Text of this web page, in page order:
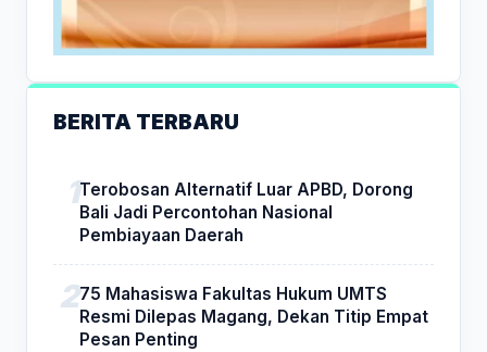
BERITA TERBARU
Terobosan Alternatif Luar APBD, Dorong
Bali Jadi Percontohan Nasional
Pembiayaan Daerah
75 Mahasiswa Fakultas Hukum UMTS
Resmi Dilepas Magang, Dekan Titip Empat
Pesan Penting